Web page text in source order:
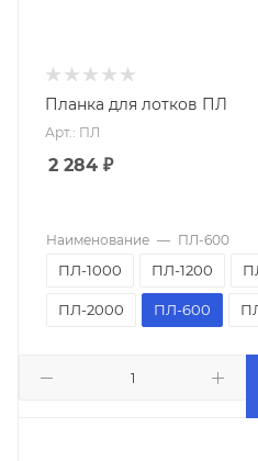
Планка для лотков ПЛ
Арт.: ПЛ
2 284 ₽
Наименование — ПЛ-600
ПЛ-1000 ПЛ-1200
ПЛ-2000 ПЛ-600